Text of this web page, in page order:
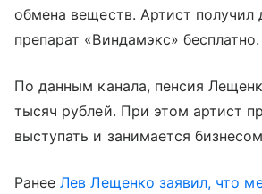
обмена веществ. Артист получил
препарат «Виндамэкс» бесплатно.
По данным канала, пенсия
тысяч рублей. При этом артист
выступать и занимается
РанееЛев Лещенко заявил, что